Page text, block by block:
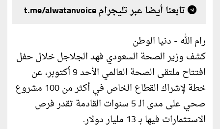
تابعنا أيضا عبر تليجرام t.me/alwatanvoice
رام الله - دنيا الوطن
كشف وزير الصحة السعودي فهد الجلاجل خلال حفل
افتتاح ملتقى الصحة العالمي الأحد 9 أكتوبر، عن
خطة لإشراك القطاع الخاص في أكثر من 100 مشروع
صحي على مدى الـ 5 سنوات القادمة تقدر فرص
الاستثمارات فيها بـ 13 مليار دولار.